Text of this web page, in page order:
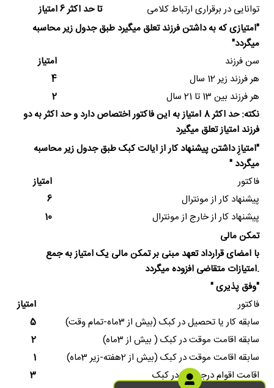
تا حد اکثر 6 امتیاز
توانایی در برقراری ارتباط کلامی
"امتیازی که به داشتن فرزند تعلق میگیرد طبق جدول زیر محاسبه
میگردد"
امتیاز
سن فرزند
4
هر فرزند زیر 12 سال
2
هر فرزند بین 13 تا 21 سال
نکته: حد اکثر 8 امتیاز به این فاکتور اختصاص دارد و حد اکثر به دو
فرزند امتیاز تعلق میگیرد
"امتیازِ داشتن پیشنهاد کار از ایالت کبک طبق جدول زیر محاسبه
میگردد "
امتیاز
فاکتور
6
پیشنهاد کار از مونترال
10
پیشنهاد کار از خارج از مونترال
تمکن مالی
با امضای قرارداد تعهد مبنی بر تمکن مالی یک امتیاز به جمع
امتیازات متقاضی افزوده میگردد.
"وفق پذیری "
امتیاز
فاکتور
5
سابقه کار یا تحصیل در کبک (بیش از 3ماه-تمام وقت)
2
سابقه اقامت موقت در کبک ( بیش از 3ماه)
1
سابقه اقامت موقت در کبک (بیش از 2هفته-زیر 3ماه)
3
اقامت اقوام درجه یک در کبک